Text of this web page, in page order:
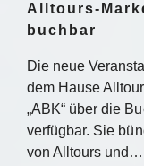
Alltours-
buchbar
Die neue
dem Hause
„ABK“ über die
verfügbar. Sie
von Alltours und…